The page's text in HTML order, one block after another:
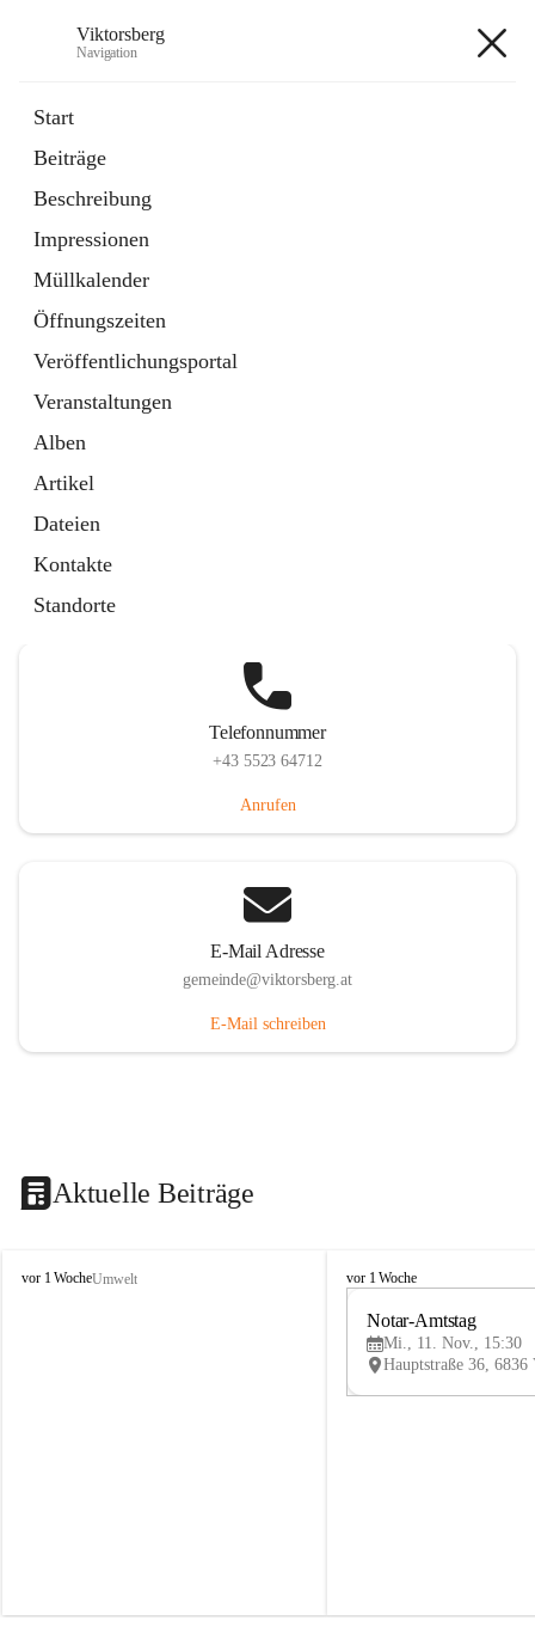
Viktorsberg
Navigation
Start
Beiträge
Beschreibung
Impressionen
Müllkalender
Öffnungszeiten
Veröffentlichungsportal
Veranstaltungen
Alben
Artikel
Dateien
Kontakte
Standorte
1 Schnellzugriff
Bürgerservice
10 Schnellzugriffe
Telefonnummer
+43 5523 64712
Anrufen
E-Mail Adresse
gemeinde@viktorsberg.at
E-Mail schreiben
Aktuelle Beiträge
V
vor 1 WocheUmwelt
V
vor 1 Woche
Notar-Amtstag
Mi., 11. Nov., 15:30